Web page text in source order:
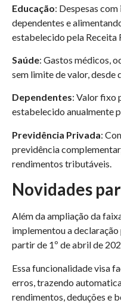
Educação: Despesas
dependentes e
estabelecido pela Receita
Saúde: Gastos médicos,
sem limite de valor, desde
Dependentes: Valor fixo
estabelecido anualmente
Previdência Privada:
previdência
rendimentos tributáveis.​
Novidades
Além da ampliação da
implementou a
partir de 1º de abril de
Essa funcionalidade visa
erros, trazendo
rendimentos, deduções e